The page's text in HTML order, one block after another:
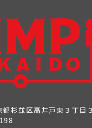
杉並区高井戸東３丁目